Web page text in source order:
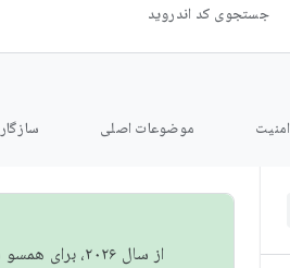
جستجوی کد اندروید
امنیت موضوعات اصلی
از سال ۲۰۲۶،